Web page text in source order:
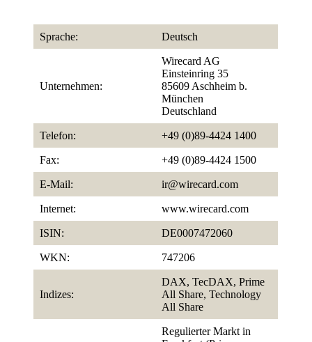
Sprache: Deutsch
Unternehmen:
Wirecard AG
Einsteinring 35
85609 Aschheim b.
München
Deutschland
Telefon: +49 (0)89-4424 1400
Fax: +49 (0)89-4424 1500
E-Mail: ir@wirecard.com
Internet: www.wirecard.com
ISIN: DE0007472060
WKN: 747206
Indizes:
DAX, TecDAX, Prime
All Share, Technology
All Share
Regulierter Markt in